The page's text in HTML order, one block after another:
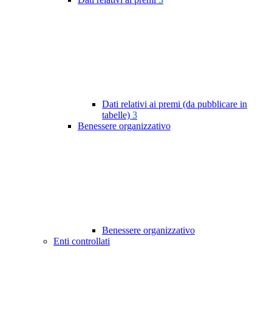
Dati relativi ai premi (da pubblicare in
tabelle) 3
Benessere organizzativo
Benessere organizzativo
Enti controllati